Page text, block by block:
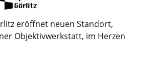
eröffnet neuen Standort,
Objektivwerkstatt, im Herzen